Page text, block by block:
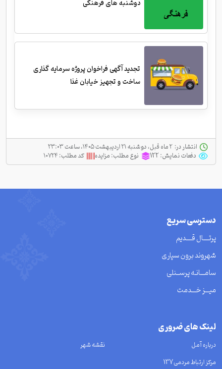
دوشنبه های فرهنگی
تجدید آگهی فراخوان پروژه سرمایه گذاری
ساخت و تجهیز خیابان غذا
انتشار در:
دفعات نمایش:122 نوع مطلب:مزایده کد مطلب:۱۰۷۲۴
دسترسی سریع
پرتــــال قــــدیم
شهروند برون سپاری
سامـــانـه پرســنلی
میـــز خـــدمت
لینک های ضروری
درباره آمل
نقشه شهر
مرکز ارتباط مردمی137